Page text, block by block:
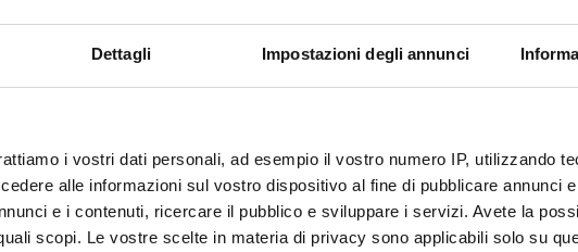
Dettagli Impostazioni degli annunci
i vostri dati personali, ad esempio il vostro numero IP, utilizzando
alle informazioni sul vostro dispositivo al fine di pubblicare annunci
e i contenuti, ricercare il pubblico e sviluppare i servizi. Avete la
scopi. Le vostre scelte in materia di privacy sono applicabili solo su